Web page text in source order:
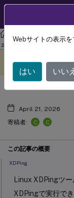
リナックス バーチ
ェント 2411
翻訳されています。
トラブル
April 21, 2026
寄稿者:
C C
この記事の概要
XDPing
Linux XDPingツ
XDPingで実行で
Webサイトの表示
はい いいえ